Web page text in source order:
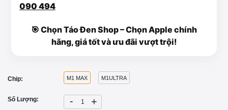
090 494
🎯 Chọn Táo Đen Shop – Chọn Apple chính
hãng, giá tốt và ưu đãi vượt trội!
Chip: M1 MAX M1ULTRA
Số Lượng: - +